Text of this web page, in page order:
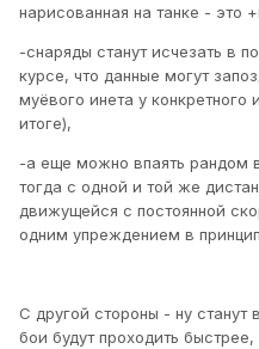
нарисованная на танке - это
-снаряды станут исчезать в
курсе, что данные могут
муёвого инета у
итоге),
-а еще можно впаять рандом
тогда с одной и той же
движущейся с постоянной
одним упреждением в
С другой стороны - ну
бои будут проходить